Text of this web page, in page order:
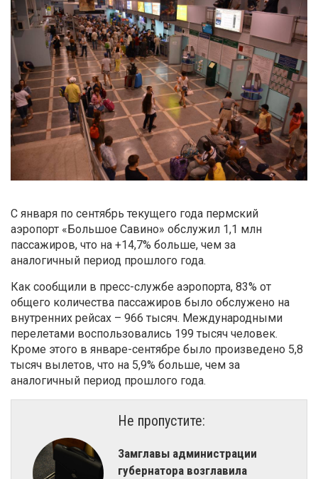
С января по сентябрь текущего года пермский
аэропорт «Большое Савино» обслужил 1,1 млн
пассажиров, что на +14,7% больше, чем за
аналогичный период прошлого года.
Как сообщили в пресс-службе аэропорта, 83% от
общего количества пассажиров было обслужено на
внутренних рейсах – 966 тысяч. Международными
перелетами воспользовались 199 тысяч человек.
Кроме этого в январе-сентябре было произведено 5,8
тысяч вылетов, что на 5,9% больше, чем за
аналогичный период прошлого года.
Не пропустите:
Замглавы администрации
губернатора возглавила